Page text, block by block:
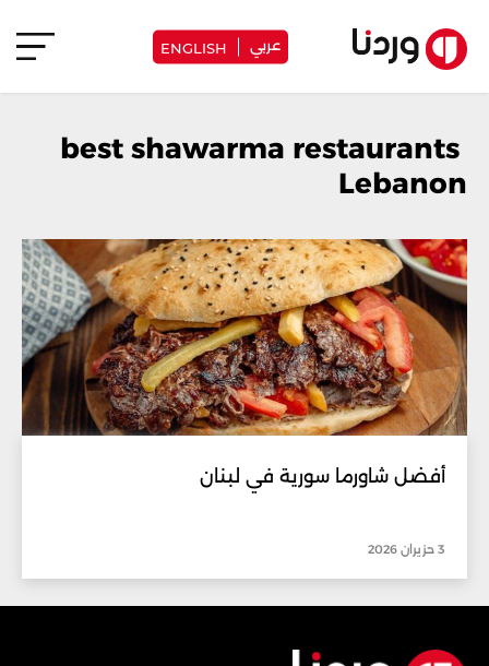
عربي ENGLISH
best shawarma restaurants
Lebanon
أفضل شاورما سورية في لبنان
3 حزيران 2026